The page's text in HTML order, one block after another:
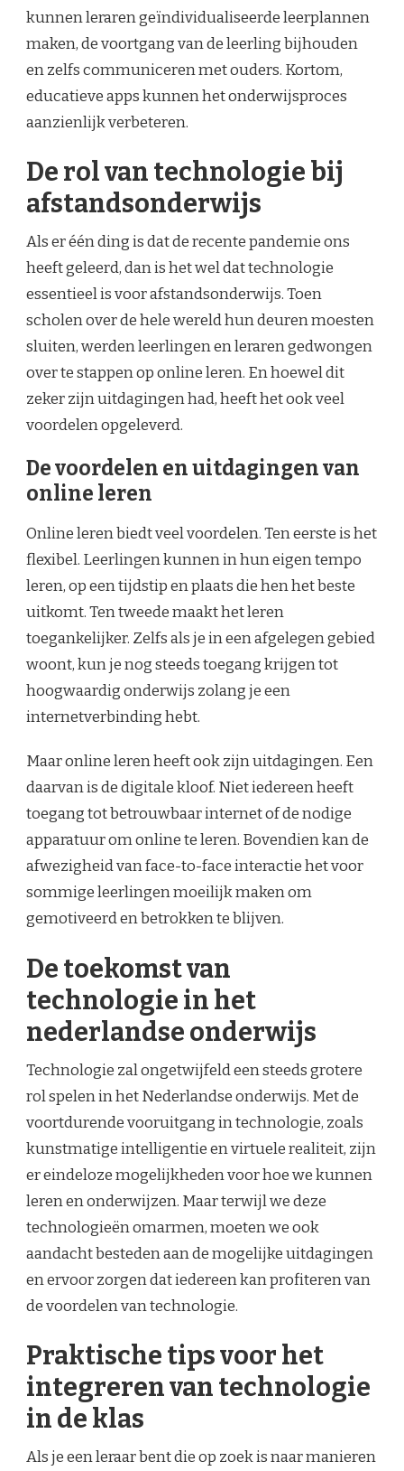
kunnen leraren geïndividualiseerde leerplannen
maken, de voortgang van de leerling bijhouden
en zelfs communiceren met ouders. Kortom,
educatieve apps kunnen het onderwijsproces
aanzienlijk verbeteren.
De rol van technologie bij
afstandsonderwijs
Als er één ding is dat de recente pandemie ons
heeft geleerd, dan is het wel dat technologie
essentieel is voor afstandsonderwijs. Toen
scholen over de hele wereld hun deuren moesten
sluiten, werden leerlingen en leraren gedwongen
over te stappen op online leren. En hoewel dit
zeker zijn uitdagingen had, heeft het ook veel
voordelen opgeleverd.
De voordelen en uitdagingen van
online leren
Online leren biedt veel voordelen. Ten eerste is het
flexibel. Leerlingen kunnen in hun eigen tempo
leren, op een tijdstip en plaats die hen het beste
uitkomt. Ten tweede maakt het leren
toegankelijker. Zelfs als je in een afgelegen gebied
woont, kun je nog steeds toegang krijgen tot
hoogwaardig onderwijs zolang je een
internetverbinding hebt.
Maar online leren heeft ook zijn uitdagingen. Een
daarvan is de digitale kloof. Niet iedereen heeft
toegang tot betrouwbaar internet of de nodige
apparatuur om online te leren. Bovendien kan de
afwezigheid van face-to-face interactie het voor
sommige leerlingen moeilijk maken om
gemotiveerd en betrokken te blijven.
De toekomst van
technologie in het
nederlandse onderwijs
Technologie zal ongetwijfeld een steeds grotere
rol spelen in het Nederlandse onderwijs. Met de
voortdurende vooruitgang in technologie, zoals
kunstmatige intelligentie en virtuele realiteit, zijn
er eindeloze mogelijkheden voor hoe we kunnen
leren en onderwijzen. Maar terwijl we deze
technologieën omarmen, moeten we ook
aandacht besteden aan de mogelijke uitdagingen
en ervoor zorgen dat iedereen kan profiteren van
de voordelen van technologie.
Praktische tips voor het
integreren van technologie
in de klas
Als je een leraar bent die op zoek is naar manieren